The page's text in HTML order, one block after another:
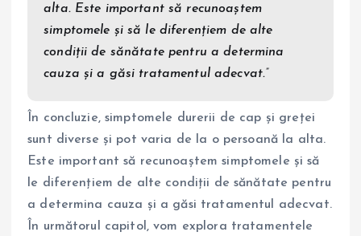
alta. Este important să recunoaștem
simptomele și să le diferențiem de alte
condiții de sănătate pentru a determina
cauza și a găsi tratamentul adecvat.”
În concluzie, simptomele durerii de cap și greței
sunt diverse și pot varia de la o persoană la alta.
Este important să recunoaștem simptomele și să
le diferențiem de alte condiții de sănătate pentru
a determina cauza și a găsi tratamentul adecvat.
În următorul capitol, vom explora tratamentele